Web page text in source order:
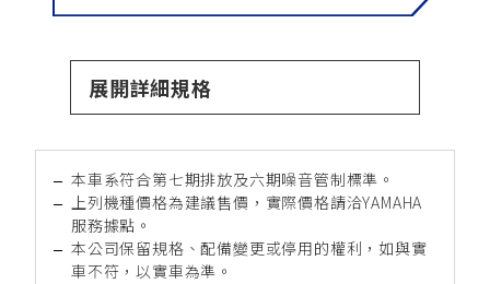
展開詳細規格
本車系符合第七期排放及六期噪音管制標準。
上列機種價格為建議售價，實際價格請洽YAMAHA
服務據點。
本公司保留規格、配備變更或停用的權利，如與實
車不符，以實車為準。